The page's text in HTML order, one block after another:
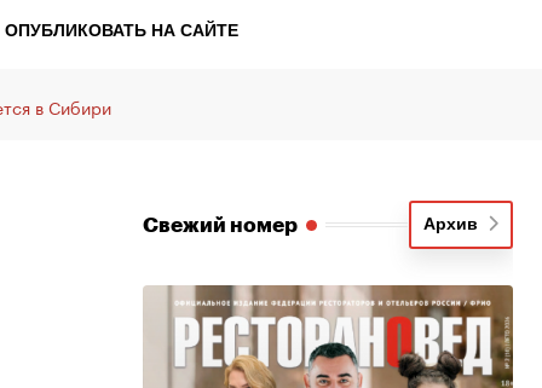
ОПУБЛИКОВАТЬ НА САЙТЕ
в Сибири
Свежий номер Архив